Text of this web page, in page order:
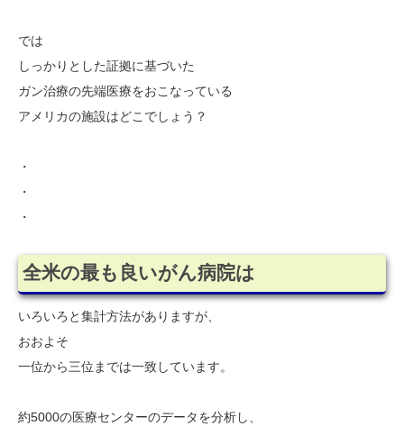
では
しっかりとした証拠に基づいた
ガン治療の先端医療をおこなっている
アメリカの施設はどこでしょう？
・
・
・
全米の最も良いがん病院は
いろいろと集計方法がありますが、
おおよそ
一位から三位までは一致しています。
約5000の医療センターのデータを分析し、